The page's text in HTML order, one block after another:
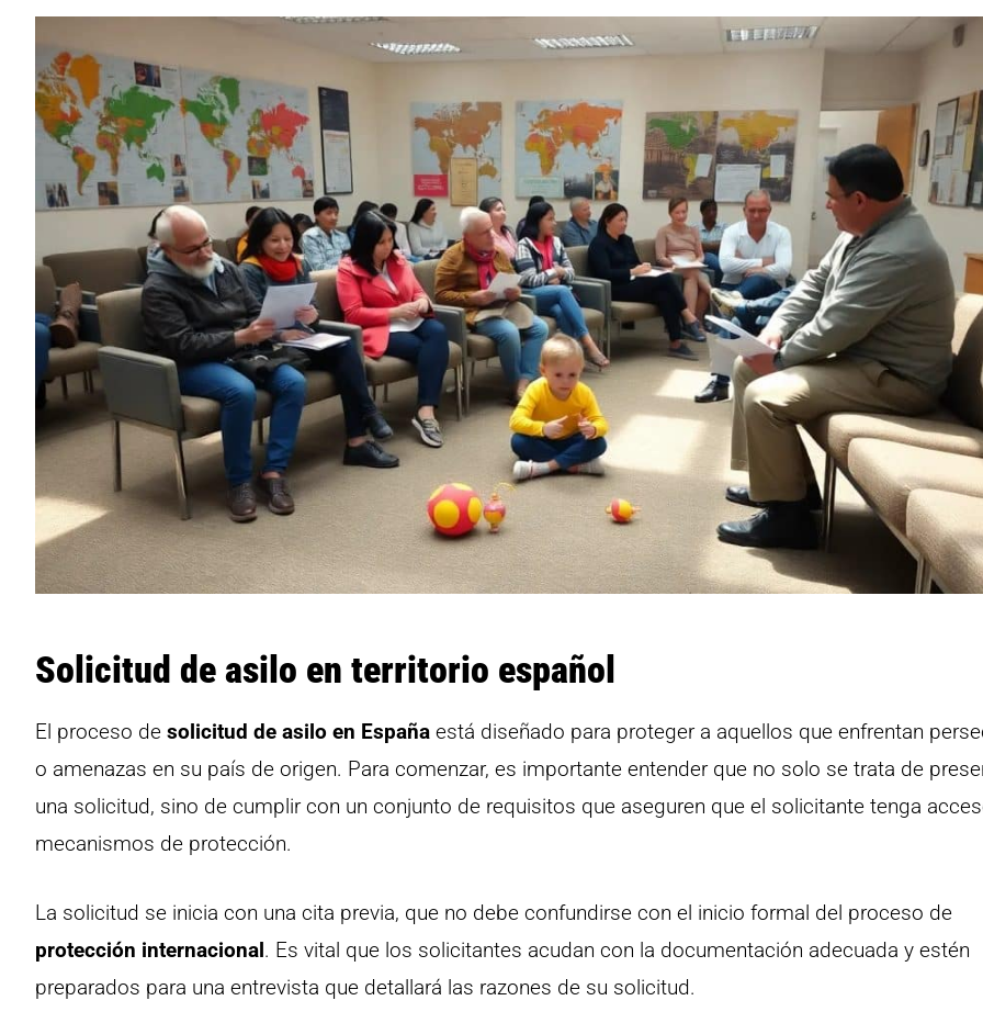
Solicitud de asilo en territorio español
El proceso de solicitud de asilo en España está diseñado para proteger a aquellos que enfrentan
o amenazas en su país de origen. Para comenzar, es importante entender que no solo se trata de
una solicitud, sino de cumplir con un conjunto de requisitos que aseguren que el solicitante tenga
mecanismos de protección.
La solicitud se inicia con una cita previa, que no debe confundirse con el inicio formal del proceso de
protección internacional. Es vital que los solicitantes acudan con la documentación adecuada y estén
preparados para una entrevista que detallará las razones de su solicitud.